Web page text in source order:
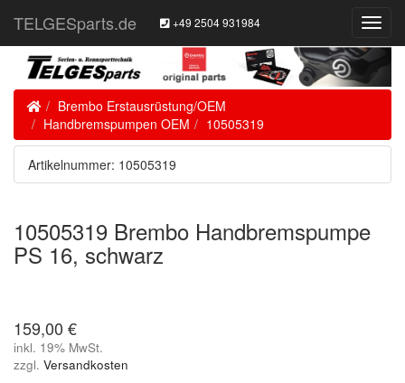
TELGESparts.de +49 2504 931984
HomeBrembo Erstausrüstung/OEM
Handbremspumpen OEM
10505319
Artikelnummer: 10505319
10505319 Brembo Handbremspumpe
PS 16, schwarz
159,00 €
inkl. 19% MwSt.
zzgl. Versandkosten